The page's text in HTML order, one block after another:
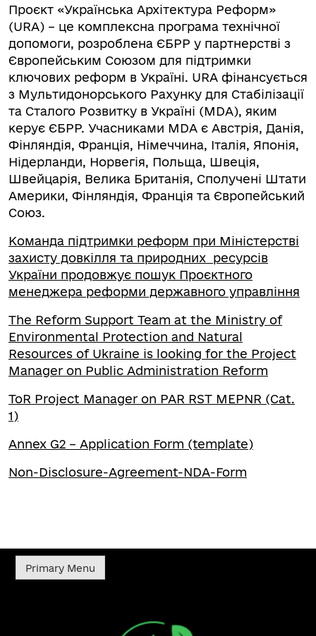
Проєкт «Українська Архітектура Реформ»
(URA) – це комплексна програма технічної
допомоги, розроблена ЄБРР у партнерстві з
Європейським Союзом для підтримки
ключових реформ в Україні. URA фінансується
з Мультидонорського Рахунку для Стабілізації
та Сталого Розвитку в Україні (MDA), яким
керує ЄБРР. Учасниками MDA є Австрія, Данія,
Фінляндія, Франція, Німеччина, Італія, Японія,
Нідерланди, Норвегія, Польща, Швеція,
Швейцарія, Велика Британія, Сполучені Штати
Америки, Фінляндія, Франція та Європейський
Союз.
Команда підтримки реформ при Міністерстві
захисту довкілля та природних ресурсів
України продовжує пошук Проєктного
менеджера реформи державного управління
The Reform Support Team at the Ministry of
Environmental Protection and Natural
Resources of Ukraine is looking for the Project
Manager on Public Administration Reform
ToR Project Manager on PAR RST MEPNR (Cat.
1)
Annex G2 – Application Form (template)
Non-Disclosure-Agreement-NDA-Form
Primary Menu